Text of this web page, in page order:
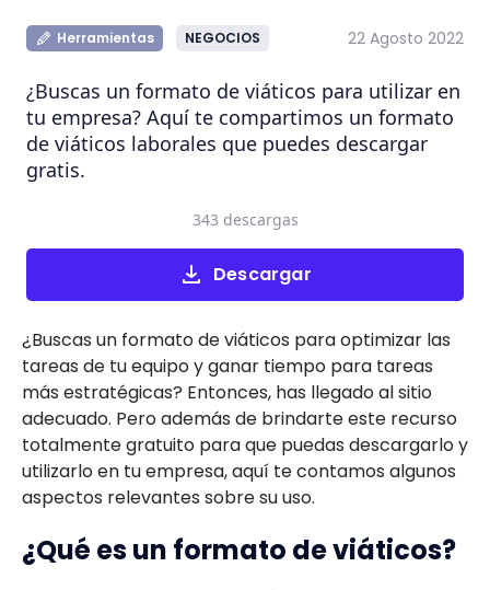
Herramientas NEGOCIOS 22 Agosto 2022
¿Buscas un formato de viáticos para utilizar en
tu empresa? Aquí te compartimos un formato
de viáticos laborales que puedes descargar
gratis.
Descargar
343 descargas
¿Buscas un formato de viáticos para optimizar las
tareas de tu equipo y ganar tiempo para tareas
más estratégicas? Entonces, has llegado al sitio
adecuado. Pero además de brindarte este recurso
totalmente gratuito para que puedas descargarlo y
utilizarlo en tu empresa, aquí te contamos algunos
aspectos relevantes sobre su uso.
¿Qué es un formato de viáticos?